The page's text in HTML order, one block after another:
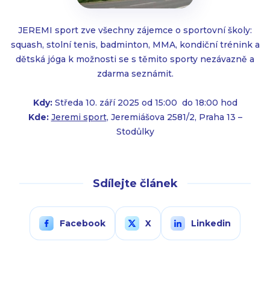
JEREMI sport zve všechny zájemce o sportovní školy:
squash, stolní tenis, badminton, MMA, kondiční trénink a
dětská jóga k možnosti se s těmito sporty nezávazně a
zdarma seznámit.
Kdy:Středa 10. září 2025 od 15:00 do 18:00 hod
Kde: Jeremi sport, Jeremiášova 2581/2, Praha 13 –
Stodůlky
Sdílejte článek
Facebook X Linkedin